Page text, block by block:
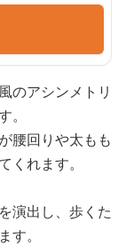
のアシンメトリ
腰回りや太もも
くれます。
演出し、歩くた
。